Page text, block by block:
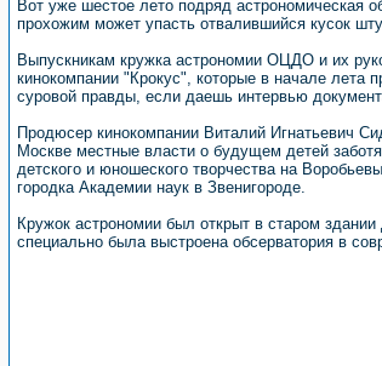
Вот уже шестое лето подряд астрономическая
прохожим может упасть отвалившийся кусок
Выпускникам кружка астрономии ОЦДО и их
кинокомпании "Крокус", которые в начале
суровой правды, если даешь интервью
Продюсер кинокомпании Виталий Игнатьевич
Москве местные власти о будущем детей
детского и юношеского творчества на
городка Академии наук в Звенигороде.
Кружок астрономии был открыт в старом
специально была выстроена обсерватория в